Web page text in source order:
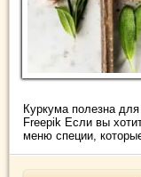
Куркума полезна
Freepik Если вы
меню специи,